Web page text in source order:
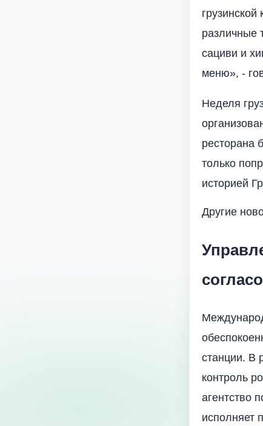
различные
сациви и
меню», -
Неделя
ресторана
только
историей
Другие
станции. В
контроль
агентство
исполняет